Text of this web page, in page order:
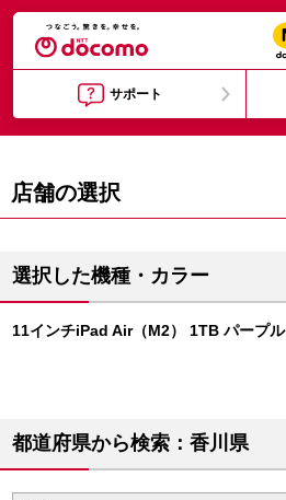
サポート
店舗の選択
選択した機種・カラー
11インチiPad Air（M2） 1TB パープル
都道府県から検索：香川県